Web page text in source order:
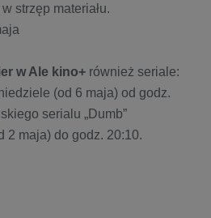
strzęp materiału.
w Ale kino+ również seriale:
(od 6 maja) od godz.
serialu „Dumb”
2 maja) do godz. 20:10.